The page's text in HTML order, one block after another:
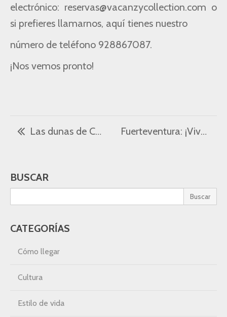
electrónico: reservas@vacanzycollection.com o
si prefieres llamarnos, aquí tienes nuestro
número de teléfono 928867087.
¡Nos vemos pronto!
Las dunas de Corralejo: origen y características de un paisaje único Fuerteventura: ¡Vive el ritmo del Carnaval de Canarias!
BUSCAR
Buscar
CATEGORÍAS
Cómo llegar
Cultura
Estilo de vida